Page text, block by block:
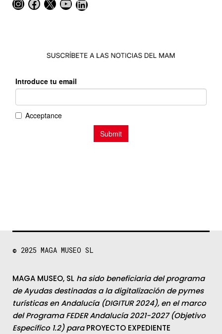
Instagram
Facebook
X YouTube
LinkedIn
© 2025 MAGA MUSEO SL
MAGA MUSEO, SL ha sido beneficiaria del programa
de Ayudas destinadas a la digitalización de pymes
turísticas en Andalucía (DIGITUR 2024), en el marco
del Programa FEDER Andalucía 2021-2027 (Objetivo
Específico 1.2) paraPROYECTO EXPEDIENTE